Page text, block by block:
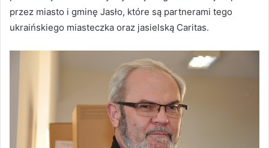
przez miasto i gminę Jasło, które są partnerami tego
ukraińskiego miasteczka oraz jasielską Caritas.